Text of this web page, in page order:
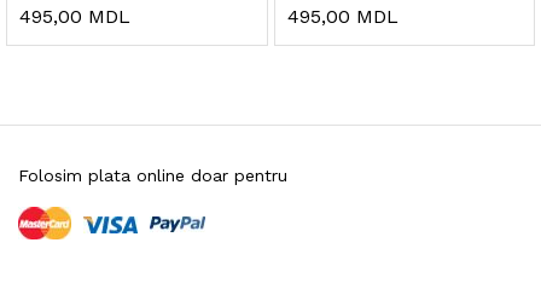
495,00 MDL 495,00 MDL
Folosim plata online doar pentru